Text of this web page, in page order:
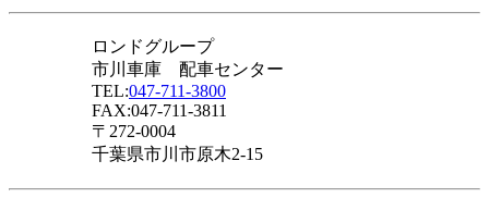
ロンドグループ
市川車庫 配車センター
TEL:047-711-3800
FAX:047-711-3811
〒272-0004
千葉県市川市原木2-15